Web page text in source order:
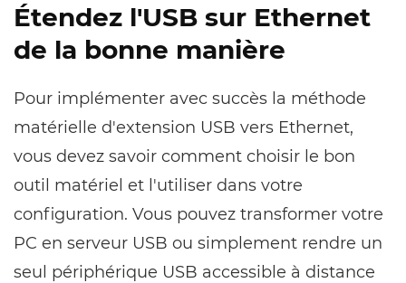
Étendez l'USB sur Ethernet
de la bonne manière
Pour implémenter avec succès la méthode
matérielle d'extension USB vers Ethernet,
vous devez savoir comment choisir le bon
outil matériel et l'utiliser dans votre
configuration. Vous pouvez transformer votre
PC en serveur USB ou simplement rendre un
seul périphérique USB accessible à distance